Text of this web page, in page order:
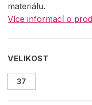
materiálu.
Více informací o
VELIKOST
37